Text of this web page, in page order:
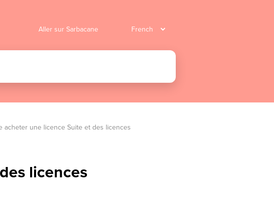
Aller sur Sarbacane
acheter une licence Suite et des licences
licences